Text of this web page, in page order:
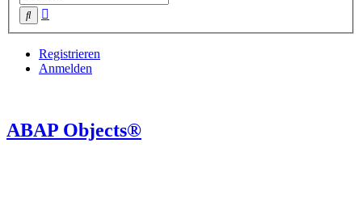
Suche
Registrieren
Anmelden
ABAP Objects®